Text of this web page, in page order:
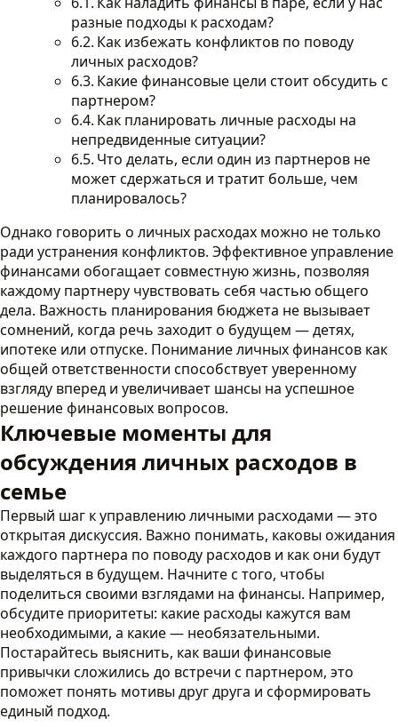
разные подходы к расходам?
Как избежать конфликтов по поводу
личных расходов?
Какие финансовые цели стоит обсудить с
партнером?
Как планировать личные расходы на
непредвиденные ситуации?
Что делать, если один из партнеров не
может сдержаться и тратит больше, чем
планировалось?
Однако говорить о личных расходах можно не только
ради устранения конфликтов. Эффективное управление
финансами обогащает совместную жизнь, позволяя
каждому партнеру чувствовать себя частью общего
дела. Важность планирования бюджета не вызывает
сомнений, когда речь заходит о будущем — детях,
ипотеке или отпуске. Понимание личных финансов как
общей ответственности способствует уверенному
взгляду вперед и увеличивает шансы на успешное
решение финансовых вопросов.
Ключевые моменты для
обсуждения личных расходов в
семье
Первый шаг к управлению личными расходами — это
открытая дискуссия. Важно понимать, каковы ожидания
каждого партнера по поводу расходов и как они будут
выделяться в будущем. Начните с того, чтобы
поделиться своими взглядами на финансы. Например,
обсудите приоритеты: какие расходы кажутся вам
необходимыми, а какие — необязательными.
Постарайтесь выяснить, как ваши финансовые
привычки сложились до встречи с партнером, это
поможет понять мотивы друг друга и сформировать
единый подход.